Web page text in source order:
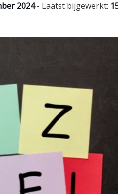
2024- Laatst bijgewerkt: